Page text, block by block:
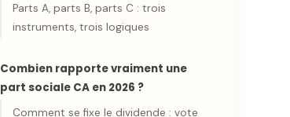
Parts A, parts B, parts C : trois
instruments, trois logiques
Combien rapporte vraiment une
part sociale CA en 2026 ?
Comment se fixe le dividende : vote